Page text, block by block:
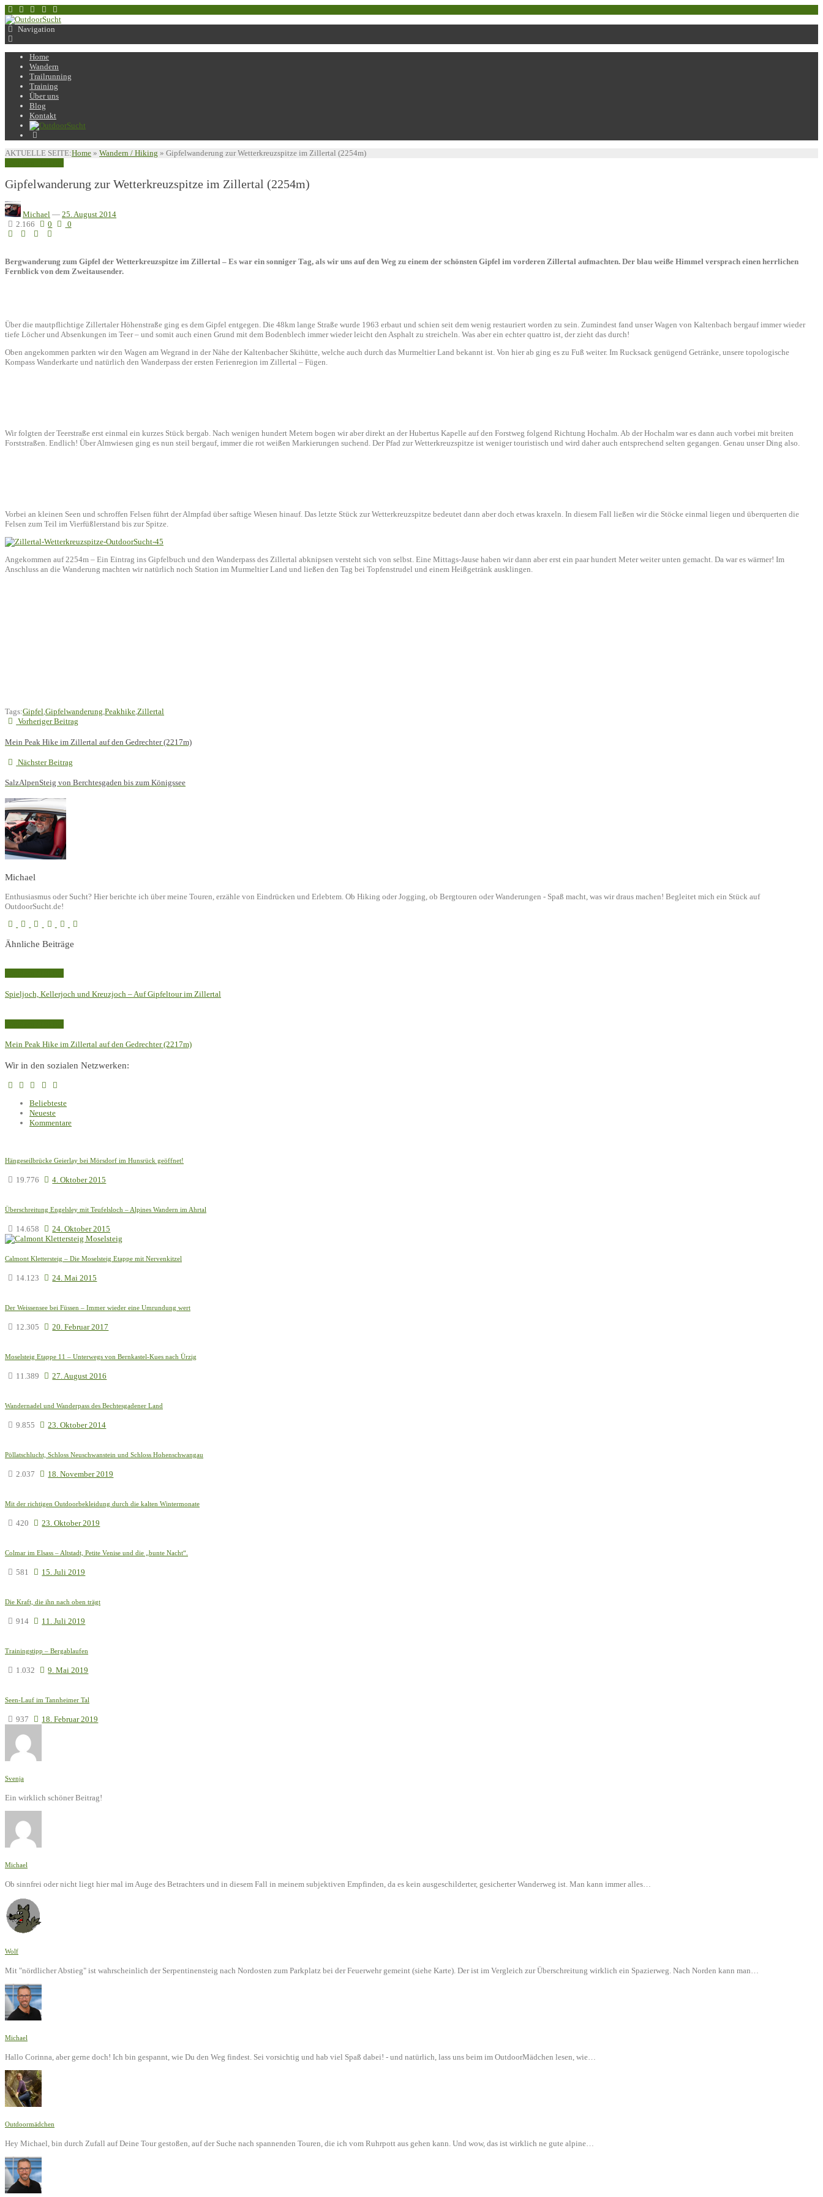
Navigation
Home
Wandern
Trailrunning
Training
Über uns
Blog
Kontakt
AKTUELLE SEITE:Home » Wandern / Hiking » Gipfelwanderung zur Wetterkreuzspitze im Zillertal (2254m)
Gipfelwanderung zur Wetterkreuzspitze im Zillertal (2254m)
Michael — 25. August 2014
2.166
0 0
Bergwanderung zum Gipfel der Wetterkreuzspitze im Zillertal – Es war ein sonniger Tag, als wir uns auf den Weg zu einem der schönsten Gipfel im vorderen Zillertal aufmachten. Der blau weiße Himmel versprach einen herrlichen
Fernblick von dem Zweitausender.
Über die mautpflichtige Zillertaler Höhenstraße ging es dem Gipfel entgegen. Die 48km lange Straße wurde 1963 erbaut und schien seit dem wenig restauriert worden zu sein. Zumindest fand unser Wagen von Kaltenbach bergauf immer wieder
tiefe Löcher und Absenkungen im Teer – und somit auch einen Grund mit dem Bodenblech immer wieder leicht den Asphalt zu streicheln. Was aber ein echter quattro ist, der zieht das durch!
Oben angekommen parkten wir den Wagen am Wegrand in der Nähe der Kaltenbacher Skihütte, welche auch durch das Murmeltier Land bekannt ist. Von hier ab ging es zu Fuß weiter. Im Rucksack genügend Getränke, unsere topologische
Kompass Wanderkarte und natürlich den Wanderpass der ersten Ferienregion im Zillertal – Fügen.
Wir folgten der Teerstraße erst einmal ein kurzes Stück bergab. Nach wenigen hundert Metern bogen wir aber direkt an der Hubertus Kapelle auf den Forstweg folgend Richtung Hochalm. Ab der Hochalm war es dann auch vorbei mit breiten
Forststraßen. Endlich! Über Almwiesen ging es nun steil bergauf, immer die rot weißen Markierungen suchend. Der Pfad zur Wetterkreuzspitze ist weniger touristisch und wird daher auch entsprechend selten gegangen. Genau unser Ding also.
Vorbei an kleinen Seen und schroffen Felsen führt der Almpfad über saftige Wiesen hinauf. Das letzte Stück zur Wetterkreuzspitze bedeutet dann aber doch etwas kraxeln. In diesem Fall ließen wir die Stöcke einmal liegen und überquerten die
Felsen zum Teil im Vierfüßlerstand bis zur Spitze.
Angekommen auf 2254m – Ein Eintrag ins Gipfelbuch und den Wanderpass des Zillertal abknipsen versteht sich von selbst. Eine Mittags-Jause haben wir dann aber erst ein paar hundert Meter weiter unten gemacht. Da war es wärmer! Im
Anschluss an die Wanderung machten wir natürlich noch Station im Murmeltier Land und ließen den Tag bei Topfenstrudel und einem Heißgetränk ausklingen.
Tags:Gipfel,Gipfelwanderung,Peakhike,Zillertal
Vorheriger Beitrag
Mein Peak Hike im Zillertal auf den Gedrechter (2217m)
Nächster Beitrag
SalzAlpenSteig von Berchtesgaden bis zum Königssee
Michael
Enthusiasmus oder Sucht? Hier berichte ich über meine Touren, erzähle von Eindrücken und Erlebtem. Ob Hiking oder Jogging, ob Bergtouren oder Wanderungen - Spaß macht, was wir draus machen! Begleitet mich ein Stück auf
OutdoorSucht.de!
Ähnliche Beiträge
Spieljoch, Kellerjoch und Kreuzjoch – Auf Gipfeltour im Zillertal
Mein Peak Hike im Zillertal auf den Gedrechter (2217m)
Wir in den sozialen Netzwerken:
Beliebteste
Neueste
Kommentare
Hängeseilbrücke Geierlay bei Mörsdorf im Hunsrück geöffnet!
19.776 4. Oktober 2015
Überschreitung Engelsley mit Teufelsloch – Alpines Wandern im Ahrtal
14.658 24. Oktober 2015
Calmont Klettersteig – Die Moselsteig Etappe mit Nervenkitzel
14.123 24. Mai 2015
Der Weissensee bei Füssen – Immer wieder eine Umrundung wert
12.305 20. Februar 2017
Moselsteig Etappe 11 – Unterwegs von Bernkastel-Kues nach Ürzig
11.389 27. August 2016
Wandernadel und Wanderpass des Bechtesgadener Land
9.855 23. Oktober 2014
Pöllatschlucht, Schloss Neuschwanstein und Schloss Hohenschwangau
2.037 18. November 2019
Mit der richtigen Outdoorbekleidung durch die kalten Wintermonate
420 23. Oktober 2019
Colmar im Elsass – Altstadt, Petite Venise und die „bunte Nacht“.
581 15. Juli 2019
Die Kraft, die ihn nach oben trägt
914 11. Juli 2019
Trainingstipp – Bergablaufen
1.032 9. Mai 2019
Seen-Lauf im Tannheimer Tal
937 18. Februar 2019
Svenja
Ein wirklich schöner Beitrag!
Michael
Ob sinnfrei oder nicht liegt hier mal im Auge des Betrachters und in diesem Fall in meinem subjektiven Empfinden, da es kein ausgeschilderter, gesicherter Wanderweg ist. Man kann immer alles…
Wolf
Mit "nördlicher Abstieg" ist wahrscheinlich der Serpentinensteig nach Nordosten zum Parkplatz bei der Feuerwehr gemeint (siehe Karte). Der ist im Vergleich zur Überschreitung wirklich ein Spazierweg. Nach Norden kann man…
Michael
Hallo Corinna, aber gerne doch! Ich bin gespannt, wie Du den Weg findest. Sei vorsichtig und hab viel Spaß dabei! - und natürlich, lass uns beim im OutdoorMädchen lesen, wie…
Outdoormädchen
Hey Michael, bin durch Zufall auf Deine Tour gestoßen, auf der Suche nach spannenden Touren, die ich vom Ruhrpott aus gehen kann. Und wow, das ist wirklich ne gute alpine…